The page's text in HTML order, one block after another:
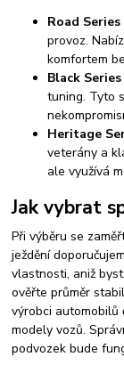
Road
provoz.
komfortem
Black
tuning. Tyto
Heritage
veterány a
ale využívá
Jak vybrat
Při výběru se
ježdění
vlastnosti, aniž
ověřte průměr
výrobci automobilů
modely vozů.
podvozek bude